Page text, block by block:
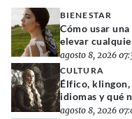
BIENESTAR
Cómo usar
elevar
agosto 8, 2026
CULTURA
Élfico, klingon,
idiomas y qué
agosto 8, 2026